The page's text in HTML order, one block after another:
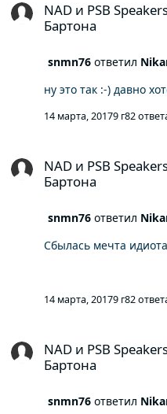
NAD и PSB
Бартона
snmn76ответил
ну это так :-) давно
14 марта, 20179 г82
NAD и PSB
Бартона
snmn76ответил
Сбылась мечта
14 марта, 20179 г82
NAD и PSB
Бартона
snmn76ответил